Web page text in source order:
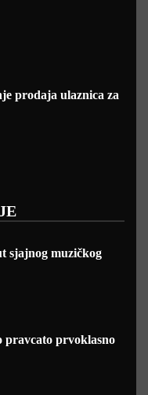
prodaja ulaznica za
sjajnog muzičkog
pravcato prvoklasno